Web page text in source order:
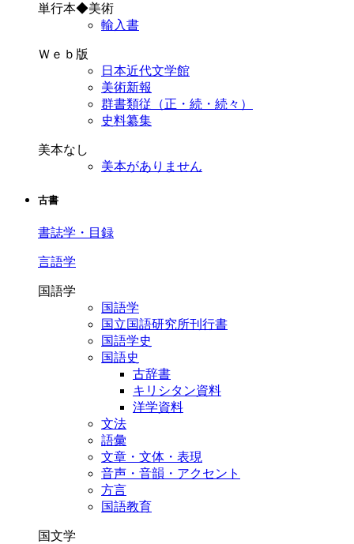
単行本◆美術
輸入書
Ｗｅｂ版
日本近代文学館
美術新報
群書類従（正・続・続々）
史料纂集
美本なし
美本がありません
古書
書誌学・目録
言語学
国語学
国語学
国立国語研究所刊行書
国語学史
国語史
古辞書
キリシタン資料
洋学資料
文法
語彙
文章・文体・表現
音声・音韻・アクセント
方言
国語教育
国文学